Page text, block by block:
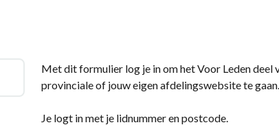
Met dit formulier log je in om het Voor Leden deel
provinciale of jouw eigen afdelingswebsite te gaan.
Je logt in met je lidnummer en postcode.